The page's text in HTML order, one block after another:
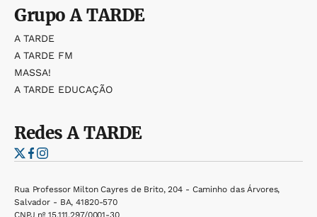
GrupoA TARDE
A TARDE
A TARDE FM
MASSA!
A TARDE EDUCAÇÃO
RedesA TARDE
Rua Professor Milton Cayres de Brito, 204 - Caminho das Árvores,
Salvador - BA, 41820-570
CNPJ nº 15.111.297/0001-30